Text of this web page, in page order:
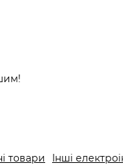
товари Інші